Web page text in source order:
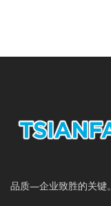
品质—企业致胜的关键。